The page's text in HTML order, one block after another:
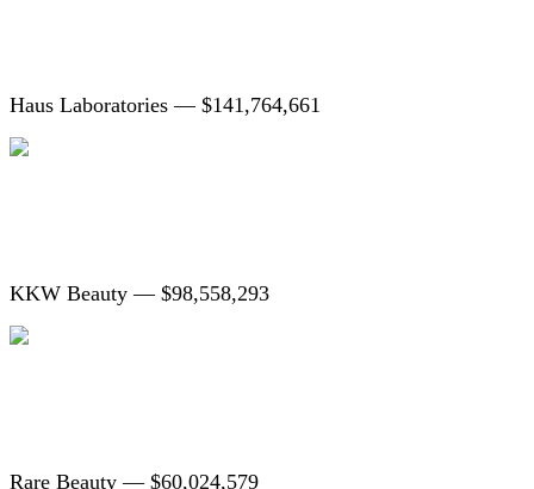
Haus Laboratories — $141,764,661
KKW Beauty — $98,558,293
Rare Beauty — $60,024,579